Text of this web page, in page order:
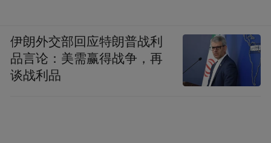
伊朗外交部回应特朗普战利
品言论：美需赢得战争，再
谈战利品